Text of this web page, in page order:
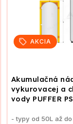
AKCIA
Akumulačná
vykurovacej a
vody PUFFER
- typy od 50L až